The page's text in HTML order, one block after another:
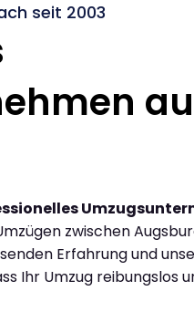
seit 2003
zwischen
Erfahrung und
Ihr Umzug reibungslos